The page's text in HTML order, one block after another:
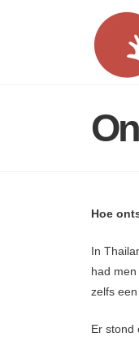
Hoe
In
had
zelfs
Er stond